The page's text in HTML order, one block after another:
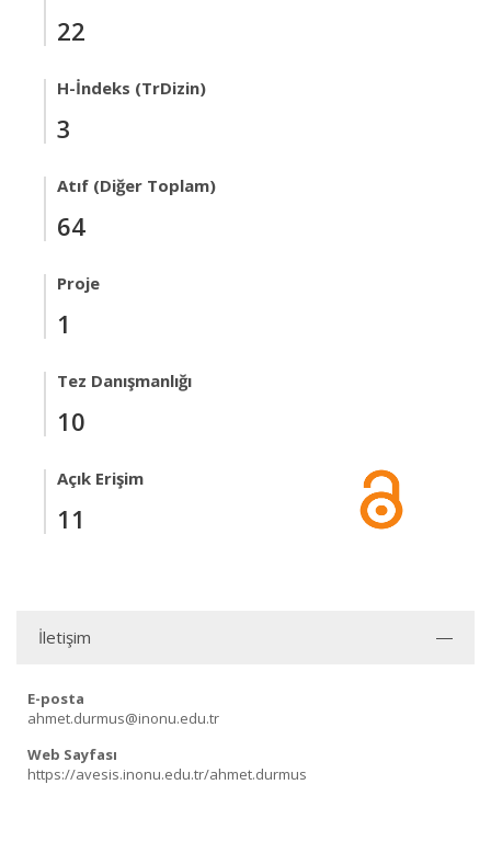
22
H-İndeks (TrDizin)
3
Atıf (Diğer Toplam)
64
Proje
1
Tez Danışmanlığı
10
Açık Erişim
11
İletişim
E-posta
ahmet.durmus@inonu.edu.tr
Web Sayfası
https://avesis.inonu.edu.tr/ahmet.durmus